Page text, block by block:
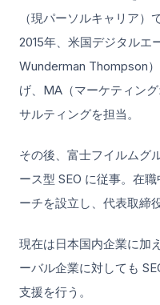
（現パーソルキャリア）
2015年、米国デジタルエ
Wunderman Thompson
げ、MA（マーケティン
サルティングを担当。
その後、富士フイルムグ
ース型 SEO に従事。在
ーチを設立し、代表取締
現在は日本国内企業に加
ーバル企業に対しても
支援を行う。